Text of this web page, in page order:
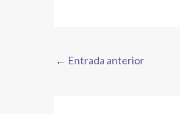
← Entrada anterior